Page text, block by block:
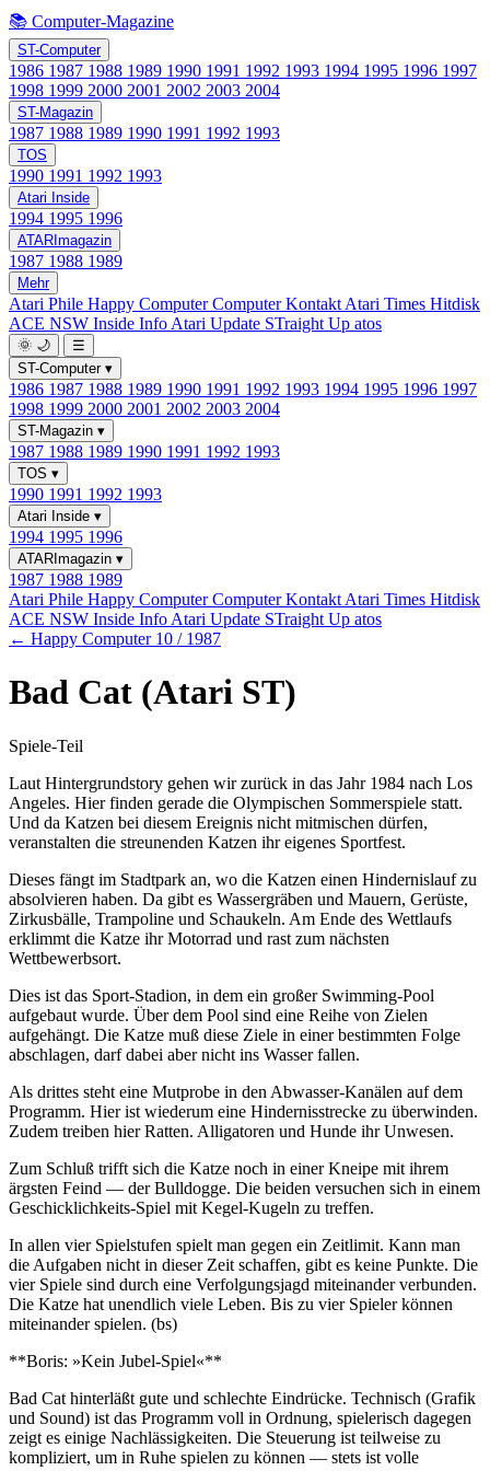
📚 Computer-Magazine
ST-Computer
1986 1987 1988 1989 1990 1991 1992 1993 1994 1995 1996 1997
1998 1999 2000 2001 2002 2003 2004
ST-Magazin
1987 1988 1989 1990 1991 1992 1993
TOS
1990 1991 1992 1993
Atari Inside
1994 1995 1996
ATARImagazin
1987 1988 1989
Mehr
Atari Phile Happy ComputerComputer Kontakt Atari Times Hitdisk
ACE NSW Inside Info Atari Update STraight Up atos
🌞 🌙
☰
ST-Computer ▾
1986 1987 1988 1989 1990 1991 1992 1993 1994 1995 1996 1997
1998 1999 2000 2001 2002 2003 2004
ST-Magazin ▾
1987 1988 1989 1990 1991 1992 1993
TOS ▾
1990 1991 1992 1993
Atari Inside ▾
1994 1995 1996
ATARImagazin ▾
1987 1988 1989
Atari Phile Happy ComputerComputer Kontakt Atari Times Hitdisk
ACE NSW Inside Info Atari Update STraight Up atos
← Happy Computer 10 / 1987
Bad Cat (Atari ST)
Spiele-Teil
Laut Hintergrundstory gehen wir zurück in das Jahr 1984 nach Los
Angeles. Hier finden gerade die Olympischen Sommerspiele statt.
Und da Katzen bei diesem Ereignis nicht mitmischen dürfen,
veranstalten die streunenden Katzen ihr eigenes Sportfest.
Dieses fängt im Stadtpark an, wo die Katzen einen Hindernislauf zu
absolvieren haben. Da gibt es Wassergräben und Mauern, Gerüste,
Zirkusbälle, Trampoline und Schaukeln. Am Ende des Wettlaufs
erklimmt die Katze ihr Motorrad und rast zum nächsten
Wettbewerbsort.
Dies ist das Sport-Stadion, in dem ein großer Swimming-Pool
aufgebaut wurde. Über dem Pool sind eine Reihe von Zielen
aufgehängt. Die Katze muß diese Ziele in einer bestimmten Folge
abschlagen, darf dabei aber nicht ins Wasser fallen.
Als drittes steht eine Mutprobe in den Abwasser-Kanälen auf dem
Programm. Hier ist wiederum eine Hindernisstrecke zu überwinden.
Zudem treiben hier Ratten. Alligatoren und Hunde ihr Unwesen.
Zum Schluß trifft sich die Katze noch in einer Kneipe mit ihrem
ärgsten Feind — der Bulldogge. Die beiden versuchen sich in einem
Geschicklichkeits-Spiel mit Kegel-Kugeln zu treffen.
In allen vier Spielstufen spielt man gegen ein Zeitlimit. Kann man
die Aufgaben nicht in dieser Zeit schaffen, gibt es keine Punkte. Die
vier Spiele sind durch eine Verfolgungsjagd miteinander verbunden.
Die Katze hat unendlich viele Leben. Bis zu vier Spieler können
miteinander spielen. (bs)
**Boris: »Kein Jubel-Spiel«**
Bad Cat hinterläßt gute und schlechte Eindrücke. Technisch (Grafik
und Sound) ist das Programm voll in Ordnung, spielerisch dagegen
zeigt es einige Nachlässigkeiten. Die Steuerung ist teilweise zu
kompliziert, um in Ruhe spielen zu können — stets ist volle